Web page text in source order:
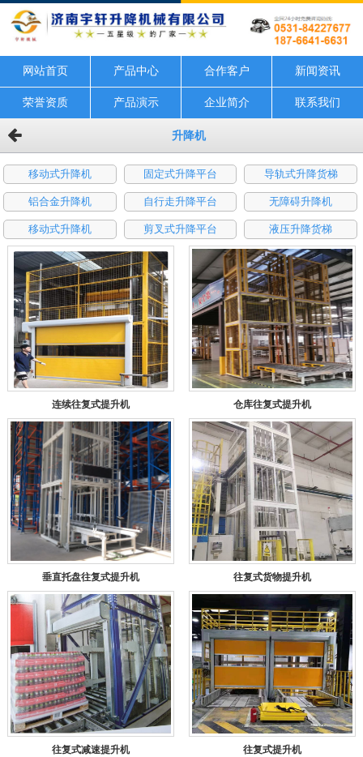
网站首页 产品中心 合作客户 新闻资讯
荣誉资质 产品演示 企业简介 联系我们
升降机
移动式升降机 固定式升降平台 导轨式升降货梯
铝合金升降机 自行走升降平台 无障碍升降机
移动式升降机 剪叉式升降平台 液压升降货梯
连续往复式提升机 仓库往复式提升机
垂直托盘往复式提升机 往复式货物提升机
往复式减速提升机 往复式提升机